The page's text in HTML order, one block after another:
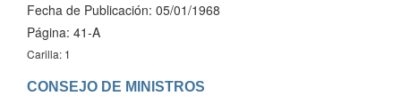
Fecha de Publicación: 05/01/1968
Página: 41-A
Carilla: 1
CONSEJO DE MINISTROS